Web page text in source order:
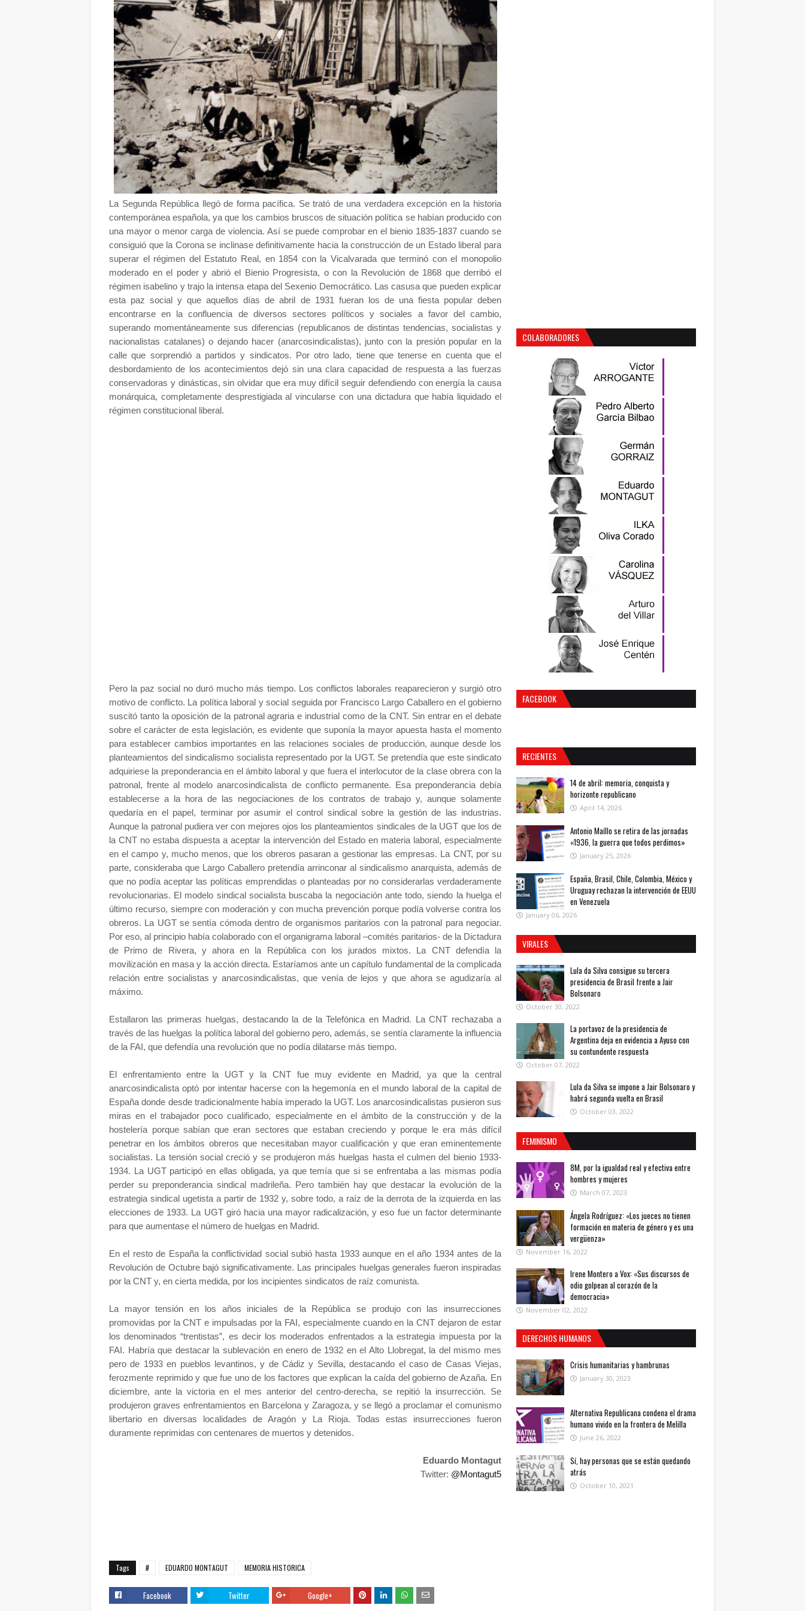
La Segunda República llegó de forma pacífica. Se trató de una verdadera excepción en la historia
contemporánea española, ya que los cambios bruscos de situación política se habían producido con
una mayor o menor carga de violencia. Así se puede comprobar en el bienio 1835-1837 cuando se
consiguió que la Corona se inclinase definitivamente hacia la construcción de un Estado liberal para
superar el régimen del Estatuto Real, en 1854 con la Vicalvarada que terminó con el monopolio
moderado en el poder y abrió el Bienio Progresista, o con la Revolución de 1868 que derribó el
régimen isabelino y trajo la intensa etapa del Sexenio Democrático. Las casusa que pueden explicar
esta paz social y que aquellos días de abril de 1931 fueran los de una fiesta popular deben
encontrarse en la confluencia de diversos sectores políticos y sociales a favor del cambio,
superando momentáneamente sus diferencias (republicanos de distintas tendencias, socialistas y
nacionalistas catalanes) o dejando hacer (anarcosindicalistas), junto con la presión popular en la
calle que sorprendió a partidos y sindicatos. Por otro lado, tiene que tenerse en cuenta que el
desbordamiento de los acontecimientos dejó sin una clara capacidad de respuesta a las fuerzas
conservadoras y dinásticas, sin olvidar que era muy difícil seguir defendiendo con energía la causa
monárquica, completamente desprestigiada al vincularse con una dictadura que había liquidado el
régimen constitucional liberal.
Pero la paz social no duró mucho más tiempo. Los conflictos laborales reaparecieron y surgió otro
motivo de conflicto. La política laboral y social seguida por Francisco Largo Caballero en el gobierno
suscitó tanto la oposición de la patronal agraria e industrial como de la CNT. Sin entrar en el debate
sobre el carácter de esta legislación, es evidente que suponía la mayor apuesta hasta el momento
para establecer cambios importantes en las relaciones sociales de producción, aunque desde los
planteamientos del sindicalismo socialista representado por la UGT. Se pretendía que este sindicato
adquiriese la preponderancia en el ámbito laboral y que fuera el interlocutor de la clase obrera con la
patronal, frente al modelo anarcosindicalista de conflicto permanente. Esa preponderancia debía
establecerse a la hora de las negociaciones de los contratos de trabajo y, aunque solamente
quedaría en el papel, terminar por asumir el control sindical sobre la gestión de las industrias.
Aunque la patronal pudiera ver con mejores ojos los planteamientos sindicales de la UGT que los de
la CNT no estaba dispuesta a aceptar la intervención del Estado en materia laboral, especialmente
en el campo y, mucho menos, que los obreros pasaran a gestionar las empresas. La CNT, por su
parte, consideraba que Largo Caballero pretendía arrinconar al sindicalismo anarquista, además de
que no podía aceptar las políticas emprendidas o planteadas por no considerarlas verdaderamente
revolucionarias. El modelo sindical socialista buscaba la negociación ante todo, siendo la huelga el
último recurso, siempre con moderación y con mucha prevención porque podía volverse contra los
obreros. La UGT se sentía cómoda dentro de organismos paritarios con la patronal para negociar.
Por eso, al principio había colaborado con el organigrama laboral –comités paritarios- de la Dictadura
de Primo de Rivera, y ahora en la República con los jurados mixtos. La CNT defendía la
movilización en masa y la acción directa. Estaríamos ante un capítulo fundamental de la complicada
relación entre socialistas y anarcosindicalistas, que venía de lejos y que ahora se agudizaría al
máximo.
Estallaron las primeras huelgas, destacando la de la Telefónica en Madrid. La CNT rechazaba a
través de las huelgas la política laboral del gobierno pero, además, se sentía claramente la influencia
de la FAI, que defendía una revolución que no podía dilatarse más tiempo.
El enfrentamiento entre la UGT y la CNT fue muy evidente en Madrid, ya que la central
anarcosindicalista optó por intentar hacerse con la hegemonía en el mundo laboral de la capital de
España donde desde tradicionalmente había imperado la UGT. Los anarcosindicalistas pusieron sus
miras en el trabajador poco cualificado, especialmente en el ámbito de la construcción y de la
hostelería porque sabían que eran sectores que estaban creciendo y porque le era más difícil
penetrar en los ámbitos obreros que necesitaban mayor cualificación y que eran eminentemente
socialistas. La tensión social creció y se produjeron más huelgas hasta el culmen del bienio 1933-
1934. La UGT participó en ellas obligada, ya que temía que si se enfrentaba a las mismas podía
perder su preponderancia sindical madrileña. Pero también hay que destacar la evolución de la
estrategia sindical ugetista a partir de 1932 y, sobre todo, a raíz de la derrota de la izquierda en las
elecciones de 1933. La UGT giró hacia una mayor radicalización, y eso fue un factor determinante
para que aumentase el número de huelgas en Madrid.
En el resto de España la conflictividad social subió hasta 1933 aunque en el año 1934 antes de la
Revolución de Octubre bajó significativamente. Las principales huelgas generales fueron inspiradas
por la CNT y, en cierta medida, por los incipientes sindicatos de raíz comunista.
La mayor tensión en los años iniciales de la República se produjo con las insurrecciones
promovidas por la CNT e impulsadas por la FAI, especialmente cuando en la CNT dejaron de estar
los denominados “trentistas”, es decir los moderados enfrentados a la estrategia impuesta por la
FAI. Habría que destacar la sublevación en enero de 1932 en el Alto Llobregat, la del mismo mes
pero de 1933 en pueblos levantinos, y de Cádiz y Sevilla, destacando el caso de Casas Viejas,
ferozmente reprimido y que fue uno de los factores que explican la caída del gobierno de Azaña. En
diciembre, ante la victoria en el mes anterior del centro-derecha, se repitió la insurrección. Se
produjeron graves enfrentamientos en Barcelona y Zaragoza, y se llegó a proclamar el comunismo
libertario en diversas localidades de Aragón y La Rioja. Todas estas insurrecciones fueron
duramente reprimidas con centenares de muertos y detenidos.
Eduardo Montagut
Twitter: @Montagut5
Tags # EDUARDO MONTAGUT MEMORIA HISTORICA
Facebook Twitter Google+
COLABORADORES
FACEBOOK
RECIENTES
14 de abril: memoria, conquista y
horizonte republicano
April 14, 2026
Antonio Maíllo se retira de las jornadas
«1936, la guerra que todos perdimos»
January 25, 2026
España, Brasil, Chile, Colombia, México y
Uruguay rechazan la intervención de EEUU
en Venezuela
January 06, 2026
VIRALES
Lula da Silva consigue su tercera
presidencia de Brasil frente a Jair
Bolsonaro
October 30, 2022
La portavoz de la presidencia de
Argentina deja en evidencia a Ayuso con
su contundente respuesta
October 07, 2022
Lula da Silva se impone a Jair Bolsonaro y
habrá segunda vuelta en Brasil
October 03, 2022
FEMINISMO
8M, por la igualdad real y efectiva entre
hombres y mujeres
March 07, 2023
Ángela Rodríguez: «Los jueces no tienen
formación en materia de género y es una
vergüenza»
November 16, 2022
Irene Montero a Vox: «Sus discursos de
odio golpean al corazón de la
democracia»
November 02, 2022
DERECHOS HUMANOS
Crisis humanitarias y hambrunas
January 30, 2023
Alternativa Republicana condena el drama
humano vivido en la frontera de Melilla
June 26, 2022
Sí, hay personas que se están quedando
atrás
October 10, 2021